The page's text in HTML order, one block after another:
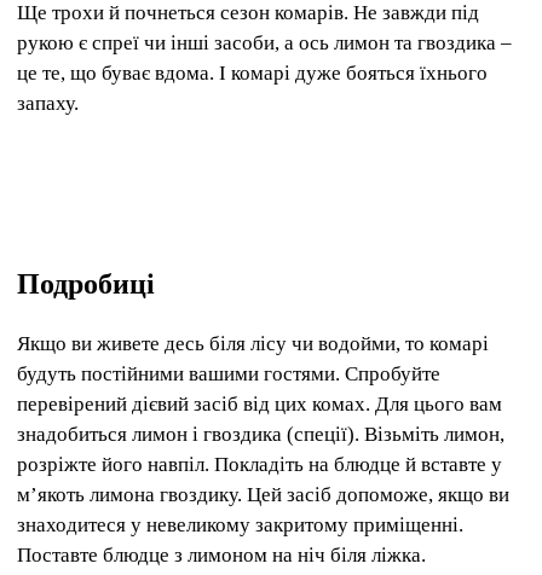
Ще трохи й почнеться сезон комарів. Не завжди під
рукою є спреї чи інші засоби, а ось лимон та гвоздика –
це те, що буває вдома. І комарі дуже бояться їхнього
запаху.
Подробиці
Якщо ви живете десь біля лісу чи водойми, то комарі
будуть постійними вашими гостями. Спробуйте
перевірений дієвий засіб від цих комах. Для цього вам
знадобиться лимон і гвоздика (спеції). Візьміть лимон,
розріжте його навпіл. Покладіть на блюдце й вставте у
м’якоть лимона гвоздику. Цей засіб допоможе, якщо ви
знаходитеся у невеликому закритому приміщенні.
Поставте блюдце з лимоном на ніч біля ліжка.